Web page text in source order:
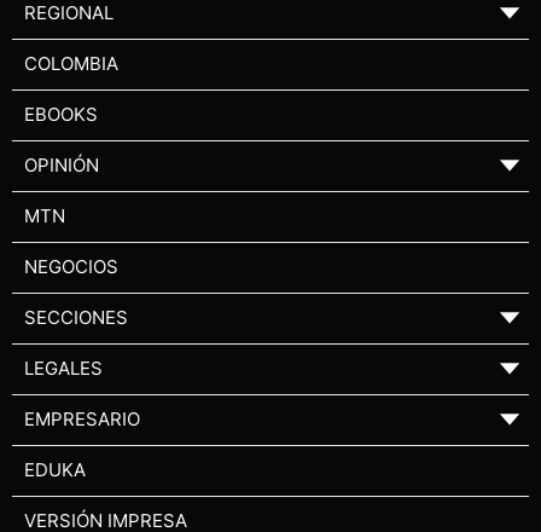
REGIONAL ▼
COLOMBIA
EBOOKS
OPINIÓN ▼
MTN
NEGOCIOS
SECCIONES ▼
LEGALES ▼
EMPRESARIO ▼
EDUKA
VERSIÓN IMPRESA